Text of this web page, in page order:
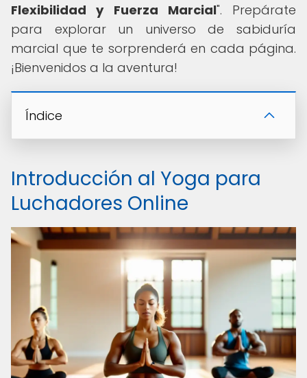
Flexibilidad y Fuerza Marcial". Prepárate
para explorar un universo de sabiduría
marcial que te sorprenderá en cada página.
¡Bienvenidos a la aventura!
Índice
Introducción al Yoga para
Luchadores Online